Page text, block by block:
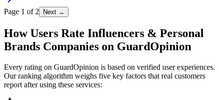
Page 1 of2 Next →
How Users Rate Influencers & Personal
Brands Companies on GuardOpinion
Every rating on GuardOpinion is based on verified user experiences.
Our ranking algorithm weighs five key factors that real customers
report after using these services: